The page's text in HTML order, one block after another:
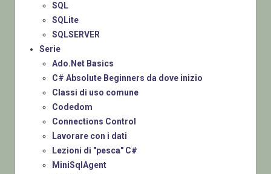
SQL
SQLite
SQLSERVER
Serie
Ado.Net Basics
C# Absolute Beginners da dove inizio
Classi di uso comune
Codedom
Connections Control
Lavorare con i dati
Lezioni di "pesca" C#
MiniSqlAgent